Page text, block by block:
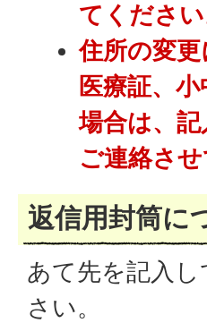
てください
住所の変
医療証、
場合は、
ご連絡さ
返信用封筒に
あて先を記入
さい。